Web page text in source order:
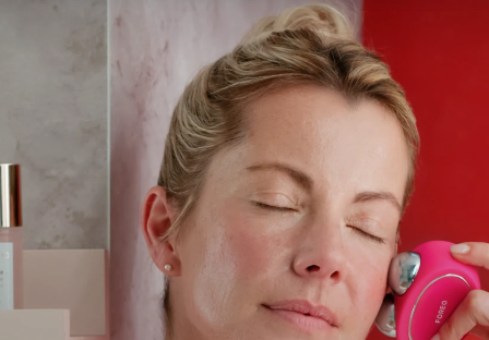
Logga in
Användarprofil
Mina enheter
Mina beställningar
Mina adresser
Mina prenumerationer
FAQ™ Pure Beauty-Tech Elixir
BREAKING NEWS
issa™ Teeth Whitening Set
Deutsch
Español
Italiano
Português
Svenska
Русский
简体中文 繁體中文